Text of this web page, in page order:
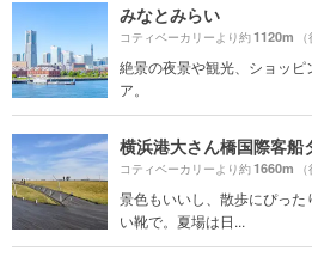
みなとみらい
コティベーカリーより約1120m
絶景の夜景や観光、ショッピ
ア。
横浜港大さん橋国際客船
コティベーカリーより約1660m
景色もいいし、散歩にぴっ
い靴で。夏場は日...